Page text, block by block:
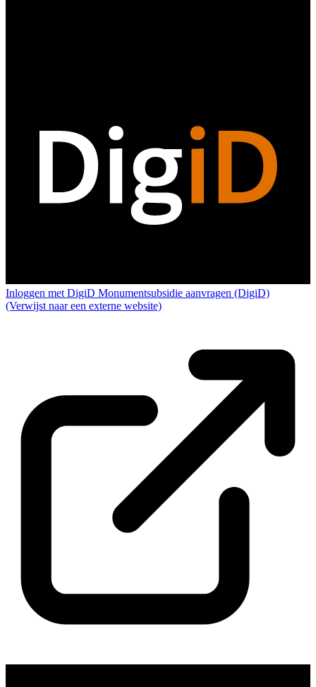
Inloggen met DigiD Monumentsubsidie aanvragen (DigiD)
(Verwijst naar een externe website)